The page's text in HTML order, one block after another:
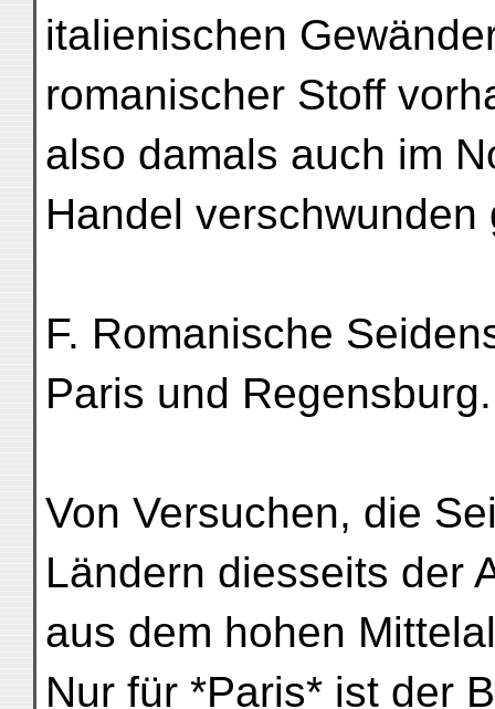
italienischen
romanischer Stoff
also damals auch im
Handel verschwunden
F. Romanische
Paris und Regensburg.
Von Versuchen, die
Ländern diesseits der
aus dem hohen
Nur für *Paris* ist der